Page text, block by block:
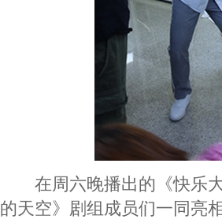
在周六晚播出的《快乐大
的天空》剧组成员们一同亮